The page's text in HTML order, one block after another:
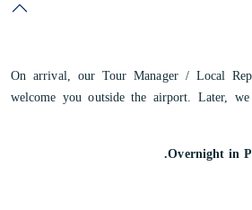
On arrival, our Tour Manager / Local
welcome you outside the airport. Later,
Overnight in